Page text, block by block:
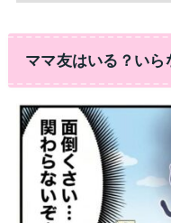
ママ友はいる？いら